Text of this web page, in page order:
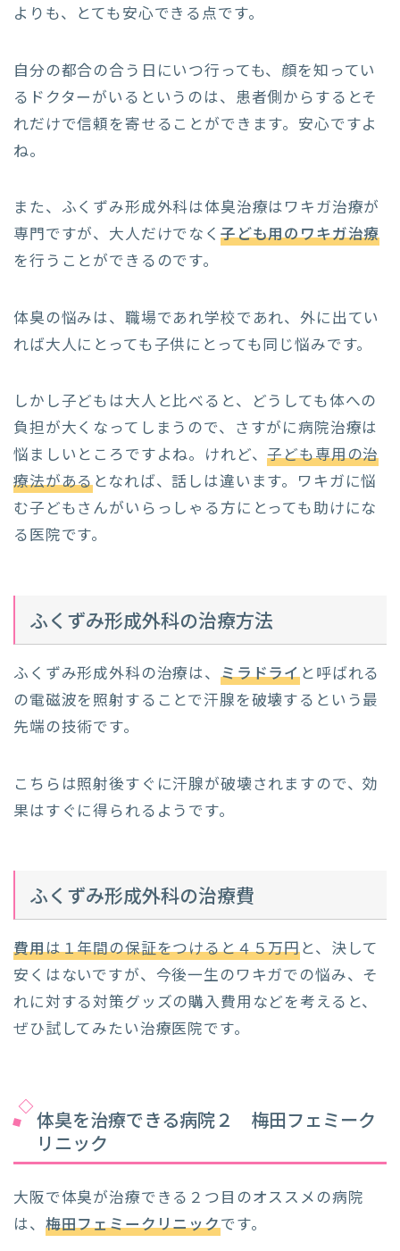
よりも、とても安心できる点です。
自分の都合の合う日にいつ行っても、顔を知ってい
るドクターがいるというのは、患者側からするとそ
れだけで信頼を寄せることができます。安心ですよ
ね。
また、ふくずみ形成外科は体臭治療はワキガ治療が
専門ですが、大人だけでなく 子ども用のワキガ治療
を行うことができるのです。
体臭の悩みは、職場であれ学校であれ、外に出てい
れば大人にとっても子供にとっても同じ悩みです。
しかし子どもは大人と比べると、どうしても体への
負担が大くなってしまうので、さすがに病院治療は
悩ましいところですよね。けれど、子ども専用の治
療法があるとなれば、話しは違います。ワキガに悩
む子どもさんがいらっしゃる方にとっても助けにな
る医院です。
ふくずみ形成外科の治療方法
ふくずみ形成外科の治療は、 ミラドライと呼ばれる
の電磁波を照射することで汗腺を破壊するという最
先端の技術です。
こちらは照射後すぐに汗腺が破壊されますので、効
果はすぐに得られるようです。
ふくずみ形成外科の治療費
費用は１年間の保証をつけると４５万円と、決して
安くはないですが、今後一生のワキガでの悩み、そ
れに対する対策グッズの購入費用などを考えると、
ぜひ試してみたい治療医院です。
体臭を治療できる病院２ 梅田フェミーク
リニック
大阪で体臭が治療できる２つ目のオススメの病院
は、 梅田フェミークリニックです。